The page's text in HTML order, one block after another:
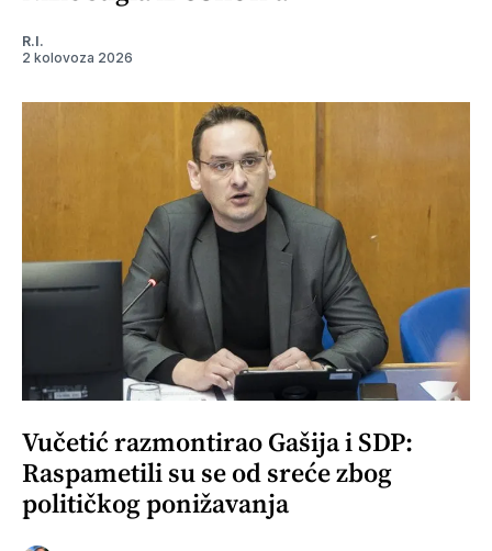
R.I.
2 kolovoza 2026
Vučetić razmontirao Gašija i SDP:
Raspametili su se od sreće zbog
političkog ponižavanja